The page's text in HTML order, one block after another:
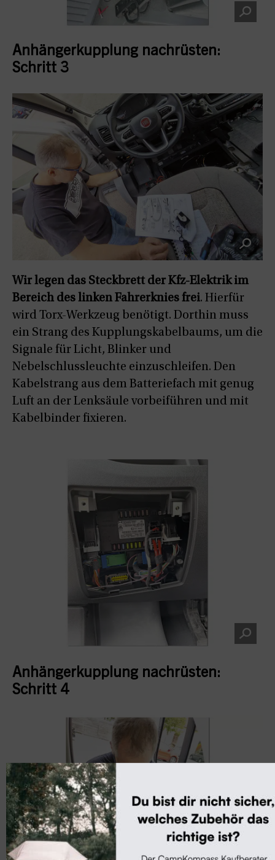
Anhängerkupplung nachrüsten:
Schritt 3
Wir legen das Steckbrett der Kfz-Elektrik im
Bereich des linken Fahrerknies frei. Hierfür
wird Torx-Werkzeug benötigt. Dorthin muss
ein Strang des Kupplungskabelbaums, um die
Signale für Licht, Blinker und
Nebelschlussleuchte einzuschleifen. Den
Kabelstrang aus dem Batteriefach mit genug
Luft an der Lenksäule vorbeiführen und mit
Kabelbinder fixieren.
Anhängerkupplung nachrüsten:
Schritt 4